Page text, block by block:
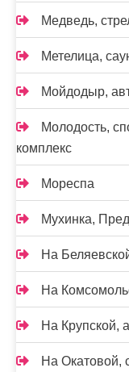
Медведь,
Метелица,
Мойдодыр,
Молодость,
комплекс
Мореспа
Мухинка,
На
На
На Крупской,
На Окатовой,